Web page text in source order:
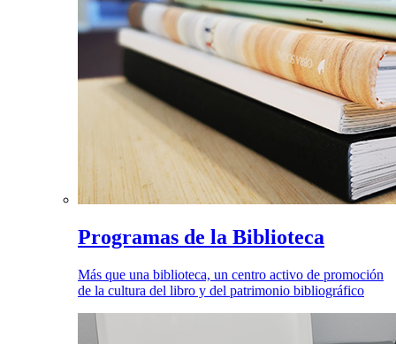
Programas de la Biblioteca
Más que una biblioteca, un centro activo de promoción
de la cultura del libro y del patrimonio bibliográfico